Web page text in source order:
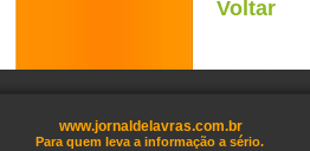
Voltar
www.jornaldelavras.com.br
Para quem leva a informação a sério.